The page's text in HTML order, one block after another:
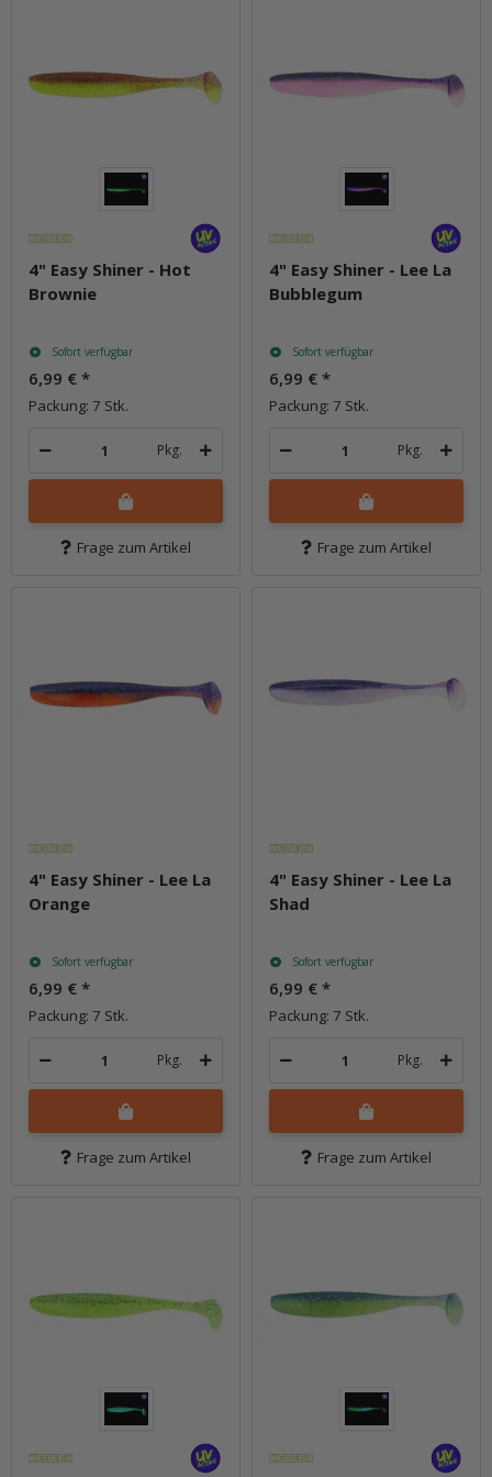
4" Easy Shiner - Hot
Brownie
Sofort verfügbar
6,99 € *
Packung: 7 Stk.
Pkg.
Frage zum Artikel
4" Easy Shiner - Lee La
Bubblegum
Sofort verfügbar
6,99 € *
Packung: 7 Stk.
Pkg.
Frage zum Artikel
4" Easy Shiner - Lee La
Orange
Sofort verfügbar
6,99 € *
Packung: 7 Stk.
Pkg.
Frage zum Artikel
4" Easy Shiner - Lee La
Shad
Sofort verfügbar
6,99 € *
Packung: 7 Stk.
Pkg.
Frage zum Artikel